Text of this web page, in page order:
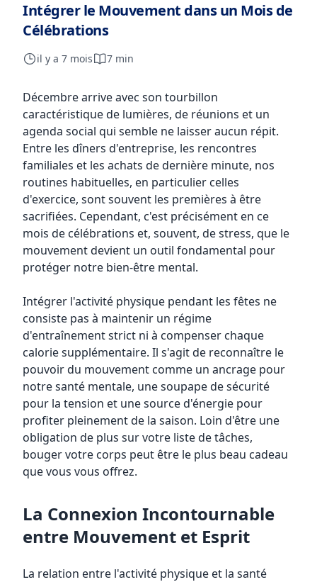
Intégrer le Mouvement dans un Mois de
Célébrations
il y a 7 mois 7 min
Décembre arrive avec son tourbillon
caractéristique de lumières, de réunions et un
agenda social qui semble ne laisser aucun répit.
Entre les dîners d'entreprise, les rencontres
familiales et les achats de dernière minute, nos
routines habituelles, en particulier celles
d'exercice, sont souvent les premières à être
sacrifiées. Cependant, c'est précisément en ce
mois de célébrations et, souvent, de stress, que le
mouvement devient un outil fondamental pour
protéger notre bien-être mental.
Intégrer l'activité physique pendant les fêtes ne
consiste pas à maintenir un régime
d'entraînement strict ni à compenser chaque
calorie supplémentaire. Il s'agit de reconnaître le
pouvoir du mouvement comme un ancrage pour
notre santé mentale, une soupape de sécurité
pour la tension et une source d'énergie pour
profiter pleinement de la saison. Loin d'être une
obligation de plus sur votre liste de tâches,
bouger votre corps peut être le plus beau cadeau
que vous vous offrez.
La Connexion Incontournable
entre Mouvement et Esprit
La relation entre l'activité physique et la santé